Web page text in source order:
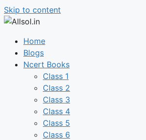
Skip to content
Home
Blogs
Ncert Books
Class 1
Class 2
Class 3
Class 4
Class 5
Class 6